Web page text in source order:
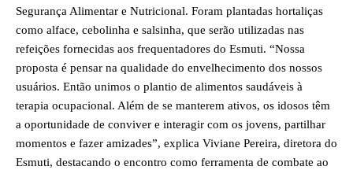
Segurança Alimentar e Nutricional. Foram plantadas hortaliças
como alface, cebolinha e salsinha, que serão utilizadas nas
refeições fornecidas aos frequentadores do Esmuti. “Nossa
proposta é pensar na qualidade do envelhecimento dos nossos
usuários. Então unimos o plantio de alimentos saudáveis à
terapia ocupacional. Além de se manterem ativos, os idosos têm
a oportunidade de conviver e interagir com os jovens, partilhar
momentos e fazer amizades”, explica Viviane Pereira, diretora do
Esmuti, destacando o encontro como ferramenta de combate ao